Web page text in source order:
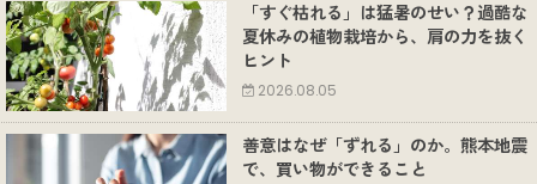
「すぐ枯れる」は猛暑のせい？過酷な
夏休みの植物栽培から、肩の力を抜く
ヒント
2026.08.05
善意はなぜ「ずれる」のか。熊本地震
で、買い物ができること